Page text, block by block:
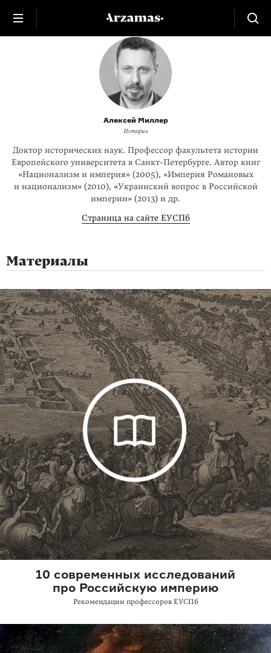
Алексей Миллер
Историк
Доктор исторических наук. Профессор факультета истории
Европейского университета в Санкт-Петербурге. Автор книг
«Национализм и империя» (2005), «Империя Романовых
и национализм» (2010), «Украинский вопрос в Российской
империи» (2013) и др.
Страница на сайте ЕУСПб
Материалы
10 современных исследований
про Российскую империю
Рекомендации профессоров ЕУСПб